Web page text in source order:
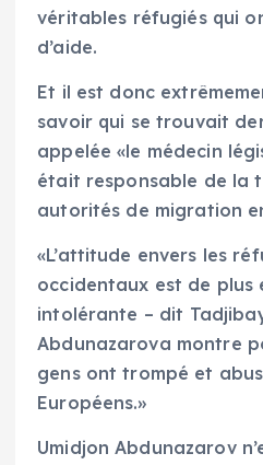
véritables réfugiés qui
d’aide.
Et il est donc
savoir qui se trouvait
appelée «le médecin
était responsable de la
autorités de migration
«L’attitude envers les
occidentaux est de plus
intolérante – dit
Abdunazarova montre
gens ont trompé et
Européens.»
Umidjon Abdunazarov